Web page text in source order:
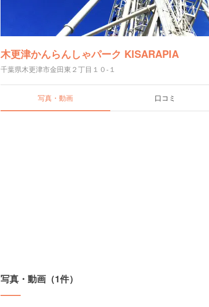
木更津かんらんしゃパーク KISARAPIA
千葉県木更津市金田東２丁目１０-１
写真・動画 口コミ
写真・動画（1件）